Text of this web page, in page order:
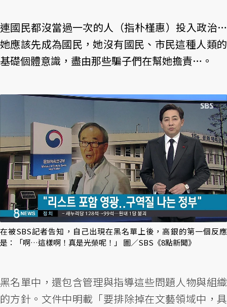
連國民都沒當過一次的人（指朴槿惠）投入政治…
她應該先成為國民，她沒有國民、市民這種人類的
基礎個體意識，盡由那些騙子們在幫她擔責…。
在被SBS記者告知，自己出現在黑名單上後，高銀的第一個反應
是：「啊…這樣啊！真是光榮呢！」 圖／SBS《8點新聞》
黑名單中，還包含管理與指導這些問題人物與組織
的方針。文件中明載「要排除掉在文藝領域中，具